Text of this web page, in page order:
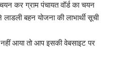
कर ग्राम पंचायत वॉर्ड का चयन
बहन योजना की लाभार्थी सूची
आया तो आप इसकी वेबसाइट पर